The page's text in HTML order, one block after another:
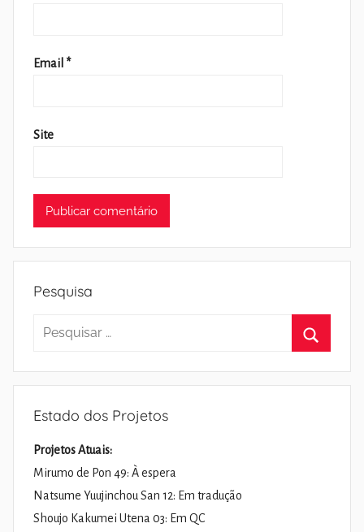
Email *
Site
Pesquisa
Pesquisar
Estado dos Projetos
Projetos Atuais:
Mirumo de Pon 49: À espera
Natsume Yuujinchou San 12: Em tradução
Shoujo Kakumei Utena 03: Em QC